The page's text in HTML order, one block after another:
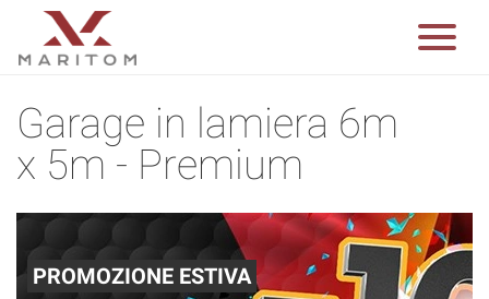
Garage in lamiera 6m
x 5m - Premium
PROMOZIONE ESTIVA